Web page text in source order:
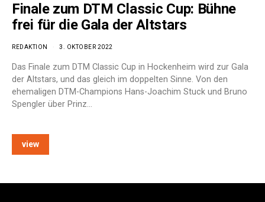
Finale zum DTM Classic Cup: Bühne
frei für die Gala der Altstars
REDAKTION 3. OKTOBER 2022
Das Finale zum DTM Classic Cup in Hockenheim wird zur Gala
der Altstars, und das gleich im doppelten Sinne. Von den
ehemaligen DTM-Champions Hans-Joachim Stuck und Bruno
Spengler über Prinz…
view